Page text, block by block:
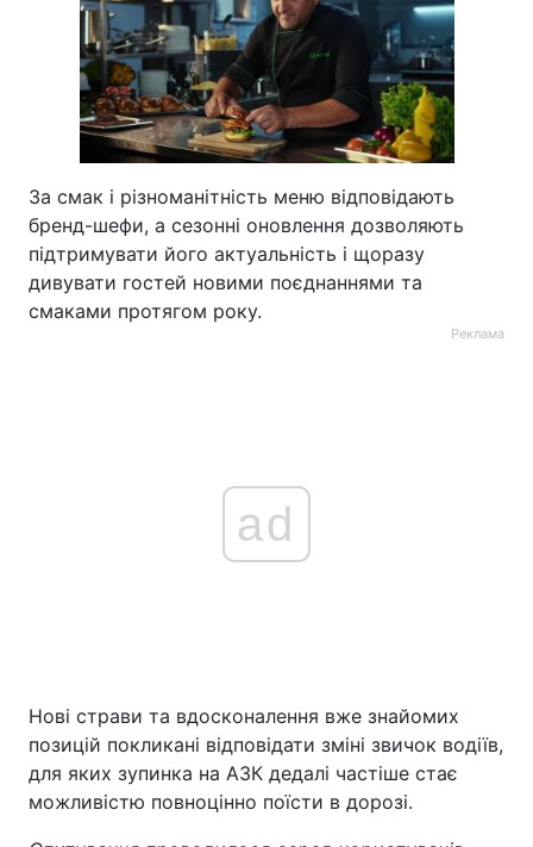
За смак і різноманітність меню відповідають
бренд-шефи, а сезонні оновлення дозволяють
підтримувати його актуальність і щоразу
дивувати гостей новими поєднаннями та
смаками протягом року.
Реклама
ad
Нові страви та вдосконалення вже знайомих
позицій покликані відповідати зміні звичок водіїв,
для яких зупинка на АЗК дедалі частіше стає
можливістю повноцінно поїсти в дорозі.